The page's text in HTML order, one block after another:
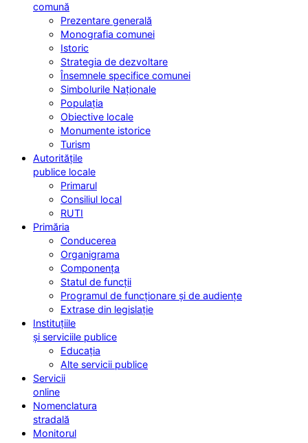
comună
Prezentare generală
Monografia comunei
Istoric
Strategia de dezvoltare
Însemnele specifice comunei
Simbolurile Naționale
Populația
Obiective locale
Monumente istorice
Turism
Autoritățile
publice locale
Primarul
Consiliul local
RUTI
Primăria
Conducerea
Organigrama
Componența
Statul de funcții
Programul de funcționare și de audiențe
Extrase din legislație
Instituțiile
și serviciile publice
Educația
Alte servicii publice
Servicii
online
Nomenclatura
stradală
Monitorul